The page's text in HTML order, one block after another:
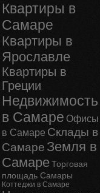
Квартиры в
Самаре
Квартиры в
Ярославле
Квартиры в
Греции
Недвижимость
в Самаре Офисы
в Самаре Склады в
Самаре Земля в
СамареТорговая
площадь Самары
Коттеджи в Самаре